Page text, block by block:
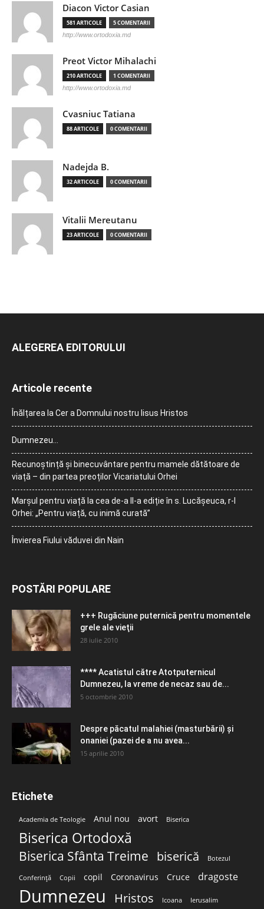
Diacon Victor Casian
581 ARTICOLE 5 COMENTARII
http://www.ortodoxia.md
Preot Victor Mihalachi
210 ARTICOLE 1 COMENTARII
http://www.ortodoxia.md
Cvasniuc Tatiana
88 ARTICOLE 0 COMENTARII
Nadejda B.
32 ARTICOLE 0 COMENTARII
Vitalii Mereutanu
23 ARTICOLE 0 COMENTARII
ALEGEREA EDITORULUI
Articole recente
Înălțarea la Cer a Domnului nostru Iisus Hristos
Dumnezeu…
Recunoștință și binecuvântare pentru mamele dătătoare de
viață – din partea preoților Vicariatului Orhei
Marșul pentru viață la cea de-a II-a ediție în s. Lucășeuca, r-l
Orhei: „Pentru viață, cu inimă curată”
Învierea Fiului văduvei din Nain
POSTĂRI POPULARE
+++ Rugăciune puternică pentru momentele
grele ale vieţii
28 iulie 2010
**** Acatistul către Atotputernicul
Dumnezeu, la vreme de necaz sau de...
5 octombrie 2010
Despre păcatul malahiei (masturbării) şi
onaniei (pazei de a nu avea...
15 aprilie 2010
Etichete
Academia de Teologie Anul nou avort Biserica
Biserica Ortodoxă
Biserica Sfânta Treime biserică Botezul
Conferință Copii copil Coronavirus Cruce dragoste
Dumnezeu Hristos Icoana Ierusalim